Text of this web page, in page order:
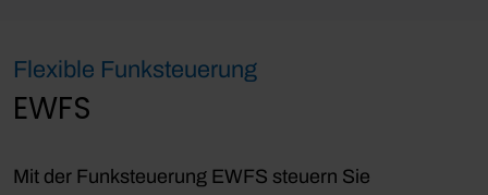
Flexible Funksteuerung
EWFS
Mit der Funksteuerung EWFS steuern Sie